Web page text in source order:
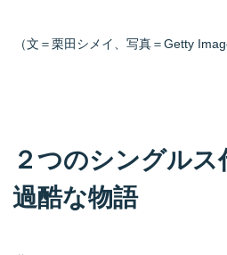
（文＝栗田シメイ、写真＝Getty
２つのシングルス
過酷な物語